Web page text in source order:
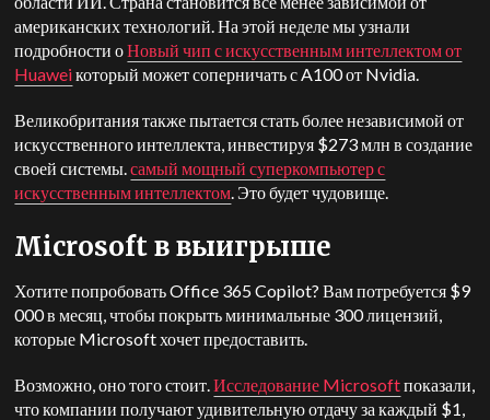
американских технологий. На этой неделе мы узнали
подробности оНовый чип с искусственным интеллектом от
Huaweiкоторый может соперничать с A100 от Nvidia.
Великобритания также пытается стать более независимой от
искусственного интеллекта, инвестируя $273 млн в создание
своей системы.самый мощный суперкомпьютер с
искусственным интеллектом. Это будет чудовище.
Microsoft в выигрыше
Хотите попробовать Office 365 Copilot? Вам потребуется $9
000 в месяц, чтобы покрыть минимальные 300 лицензий,
которые Microsoft хочет предоставить.
Возможно, оно того стоит.Исследование Microsoftпоказали,
что компании получают удивительную отдачу за каждый $1,